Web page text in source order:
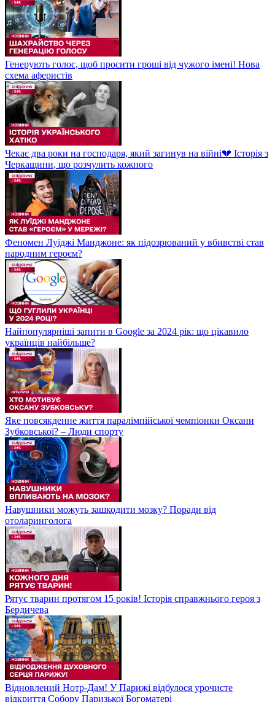
Генерують голос, щоб просити гроші від чужого імені! Нова
схема аферистів
Чекає два роки на господаря, який загинув на війні💔 Історія з
Черкащини, що розчулить кожного
Феномен Луїджі Манджоне: як підозрюваний у вбивстві став
народним героєм?
Найпопулярніші запити в Google за 2024 рік: що цікавило
українців найбільше?
Яке повсякденне життя паралімпійської чемпіонки Оксани
Зубковської? – Люди спорту
Навушники можуть зашкодити мозку? Поради від
отоларинголога
Рятує тварин протягом 15 років! Історія справжнього героя з
Бердичева
Відновлений Нотр-Дам! У Парижі відбулося урочисте
відкриття Собору Паризької Богоматері